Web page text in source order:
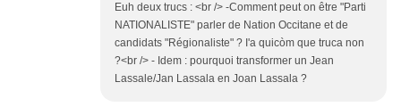
Euh deux trucs : <br /> -Comment peut on être "Parti
NATIONALISTE" parler de Nation Occitane et de
candidats "Régionaliste" ? I'a quicòm que truca non
?<br /> - Idem : pourquoi transformer un Jean
Lassale/Jan Lassala en Joan Lassala ?